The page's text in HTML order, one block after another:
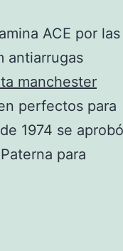
ACE por las
antiarrugas
manchester
perfectos para
1974 se aprobó
para